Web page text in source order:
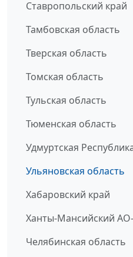
Ставропольский край
Тамбовская область
Тверская область
Томская область
Тульская область
Тюменская область
Удмуртская
Ульяновская область
Хабаровский край
Ханты-Мансийский
Челябинская область